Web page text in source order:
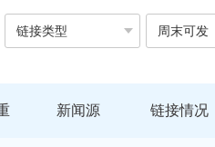
链接类型 周末可发
新闻源 链接情况